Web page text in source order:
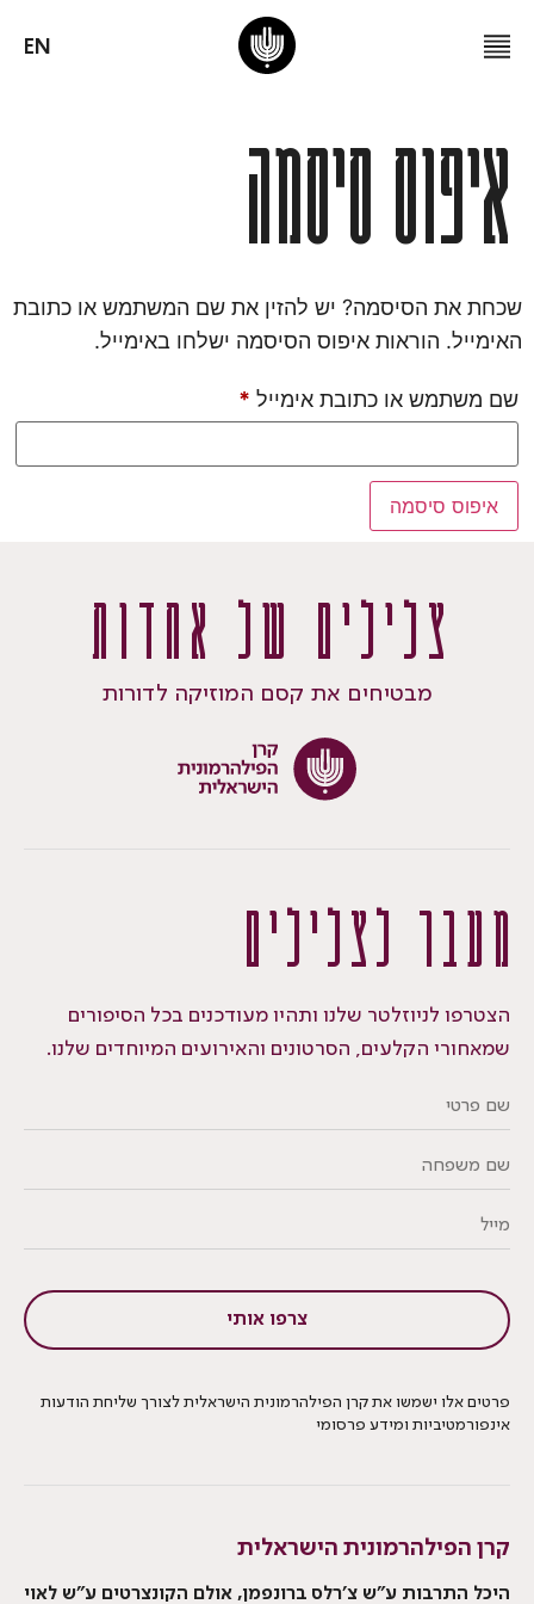
EN
איפוס סיסמה
שכחת את הסיסמה? יש להזין את שם המשתמש או כתובת
האימייל. הוראות איפוס הסיסמה ישלחו באימייל.
שם משתמש או כתובת אימייל *
איפוס סיסמה
צלילים של אחדות
מבטיחים את קסם המוזיקה לדורות
מעבר לצלילים
הצטרפו לניוזלטר שלנו ותהיו מעודכנים בכל הסיפורים
שמאחורי הקלעים, הסרטונים והאירועים המיוחדים שלנו.
צרפו אותי
פרטים אלו ישמשו את קרן הפילהרמונית הישראלית לצורך שליחת הודעות
אינפורמטיביות ומידע פרסומי
קרן הפילהרמונית הישראלית
היכל התרבות ע”ש צ’רלס ברונפמן, אולם הקונצרטים ע”ש לאוי